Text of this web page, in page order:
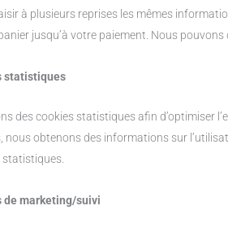
à plusieurs reprises les mêmes
jusqu’à votre paiement. Nous
statistiques
des cookies statistiques afin d’optimiser
nous obtenons des informations sur
de marketing/suivi